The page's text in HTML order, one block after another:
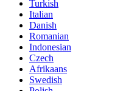
Turkish
Italian
Danish
Romanian
Indonesian
Czech
Afrikaans
Swedish